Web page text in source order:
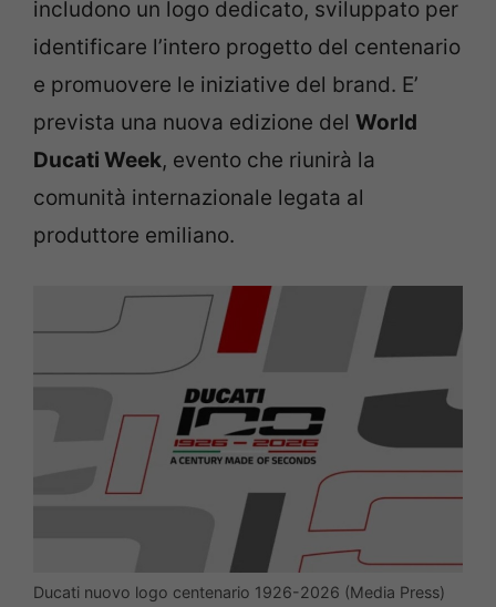
includono un logo dedicato, sviluppato per
identificare l’intero progetto del centenario
e promuovere le iniziative del brand. E’
prevista una nuova edizione del World
Ducati Week, evento che riunirà la
comunità internazionale legata al
produttore emiliano.
Ducati nuovo logo centenario 1926-2026 (Media Press)